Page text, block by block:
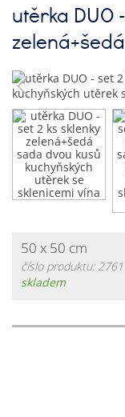
utěrka DUO
zelená+šedá
50 x 50 cm
číslo produktu:
skladem